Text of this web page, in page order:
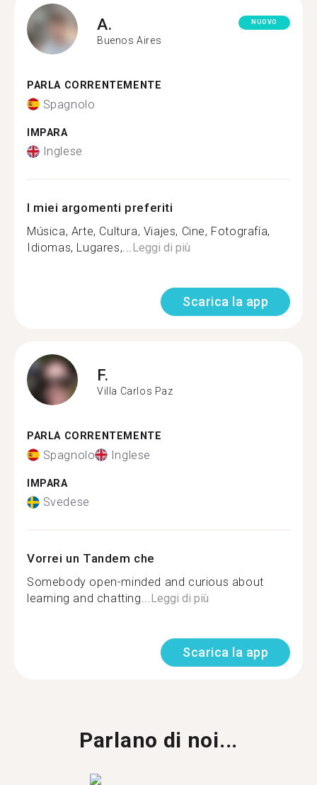
A.
Buenos Aires
NUOVO
PARLA CORRENTEMENTE
Spagnolo
IMPARA
Inglese
I miei argomenti preferiti
Música, Arte, Cultura, Viajes, Cine, Fotografía,
Idiomas, Lugares,...Leggi di più
Scarica la app
F.
Villa Carlos Paz
PARLA CORRENTEMENTE
Spagnolo Inglese
IMPARA
Svedese
Vorrei un Tandem che
Somebody open-minded and curious about
learning and chatting...Leggi di più
Scarica la app
Parlano di noi...